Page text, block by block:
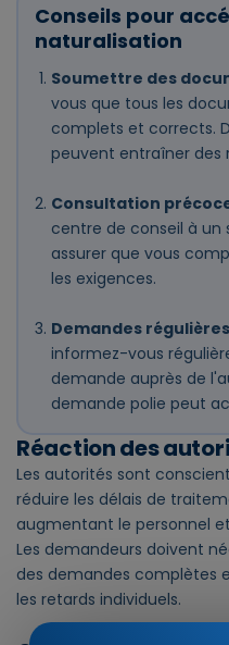
Conseils pour
naturalisation
Soumettre des
vous que tous les
complets et corrects.
peuvent entraîner des
Consultation
centre de conseil à
assurer que vous
les exigences.
Demandes
informez-vous
demande auprès de
demande polie peut
Réaction des
Les autorités sont
réduire les délais de
augmentant le personnel
Les demandeurs doivent
des demandes complètes
les retards individuels.